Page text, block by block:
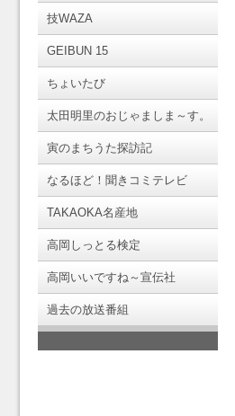
技WAZA
GEIBUN 15
ちょいたび
太田明里のおじゃましま～す。
寅のまちうた探訪記
なるほど！聞きコミテレビ
TAKAOKA名産地
高岡しっとる検定
高岡いいですね～宣伝社
過去の放送番組